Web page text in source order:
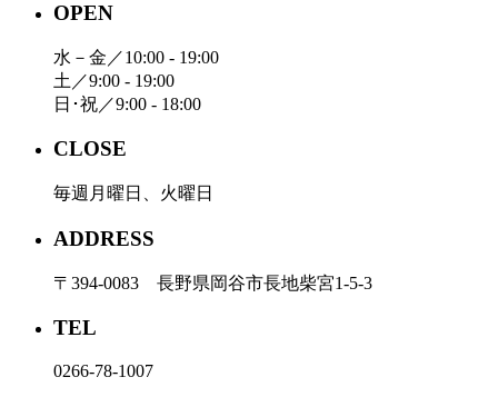
OPEN
水－金／10:00 - 19:00
土／9:00 - 19:00
日･祝／9:00 - 18:00
CLOSE
毎週月曜日、火曜日
ADDRESS
〒394-0083 長野県岡谷市長地柴宮1-5-3
TEL
0266-78-1007